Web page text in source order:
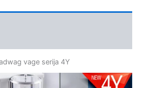
vage serija 4Y